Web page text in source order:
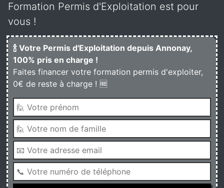
Formation Permis d'Exploitation est pour
vous !
🍾 Votre Permis d'Exploitation depuis Annonay,
100% pris en charge !
Faites financer votre formation permis d'exploiter,
0€ de reste à charge ! 🆓